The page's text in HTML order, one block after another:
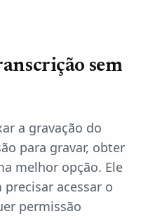
sem
a gravação do
para gravar, obter
melhor opção. Ele
acessar o
permissão